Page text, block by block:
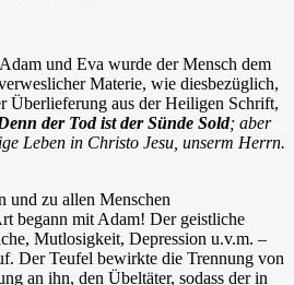
und Eva wurde der Mensch dem
Materie, wie diesbezüglich,
Überlieferung aus der Heiligen Schrift,
der Tod ist der Sünde Sold; aber
Leben in Christo Jesu, unserm Herrn.
und zu allen Menschen
begann mit Adam! Der geistliche
Mutlosigkeit, Depression u.v.m. –
Der Teufel bewirkte die Trennung von
an ihn, den Übeltäter, sodass der in